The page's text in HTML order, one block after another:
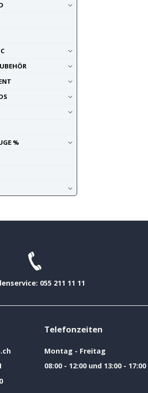
%
055 211 11 11
Telefonzeiten
Montag - Freitag
08:00 - 12:00 und 13:00 - 17:00